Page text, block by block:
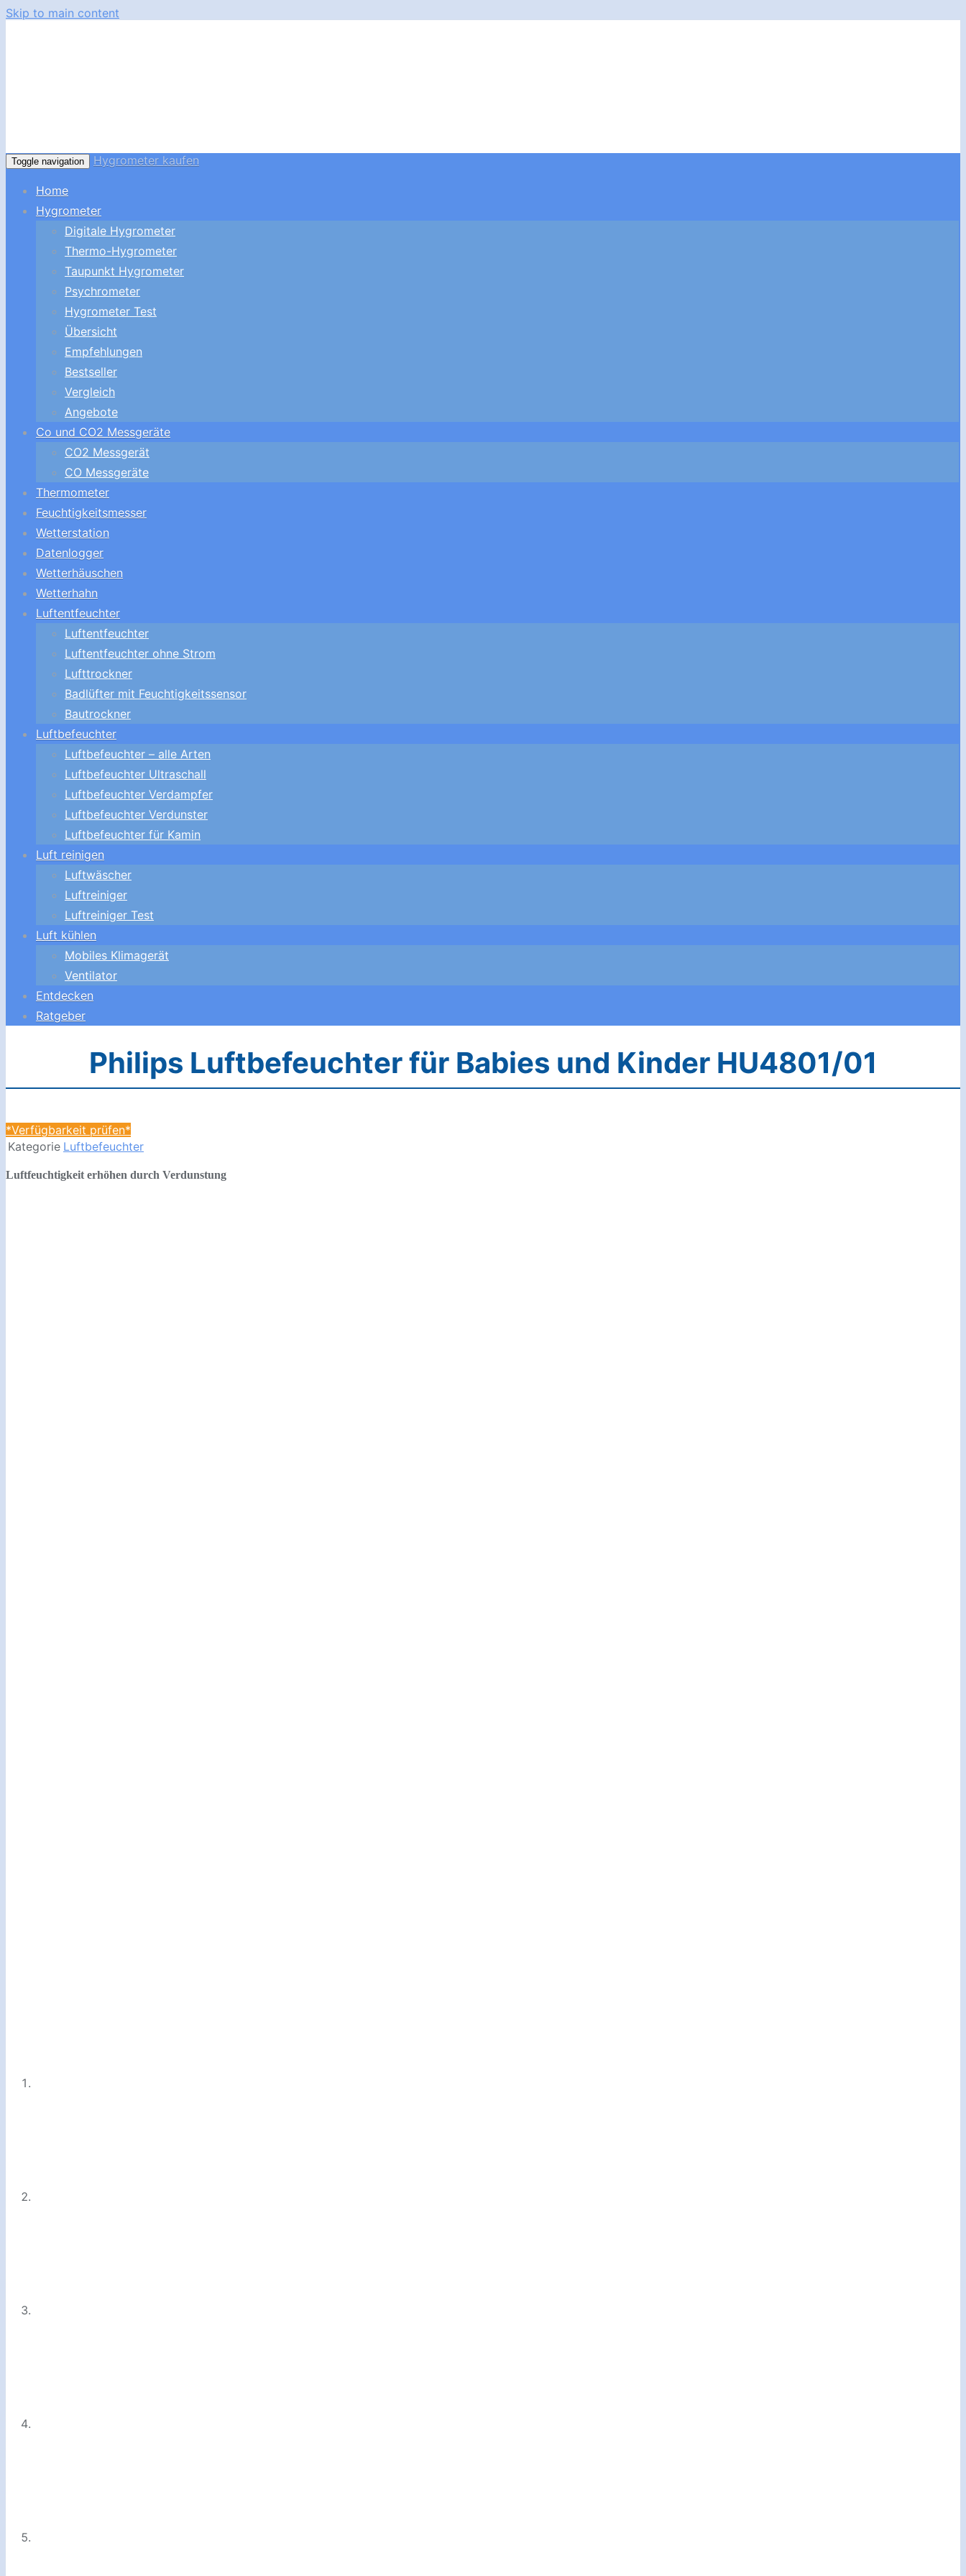
Skip to main content
Toggle navigation Hygrometer kaufen
Home
Hygrometer
Digitale Hygrometer
Thermo-Hygrometer
Taupunkt Hygrometer
Psychrometer
Hygrometer Test
Übersicht
Empfehlungen
Bestseller
Vergleich
Angebote
Co und CO2 Messgeräte
CO2 Messgerät
CO Messgeräte
Thermometer
Feuchtigkeitsmesser
Wetterstation
Datenlogger
Wetterhäuschen
Wetterhahn
Luftentfeuchter
Luftentfeuchter
Luftentfeuchter ohne Strom
Lufttrockner
Badlüfter mit Feuchtigkeitssensor
Bautrockner
Luftbefeuchter
Luftbefeuchter – alle Arten
Luftbefeuchter Ultraschall
Luftbefeuchter Verdampfer
Luftbefeuchter Verdunster
Luftbefeuchter für Kamin
Luft reinigen
Luftwäscher
Luftreiniger
Luftreiniger Test
Luft kühlen
Mobiles Klimagerät
Ventilator
Entdecken
Ratgeber
Philips Luftbefeuchter für Babies und Kinder HU4801/01
*Verfügbarkeit prüfen*
Kategorie Luftbefeuchter
Luftfeuchtigkeit erhöhen durch Verdunstung